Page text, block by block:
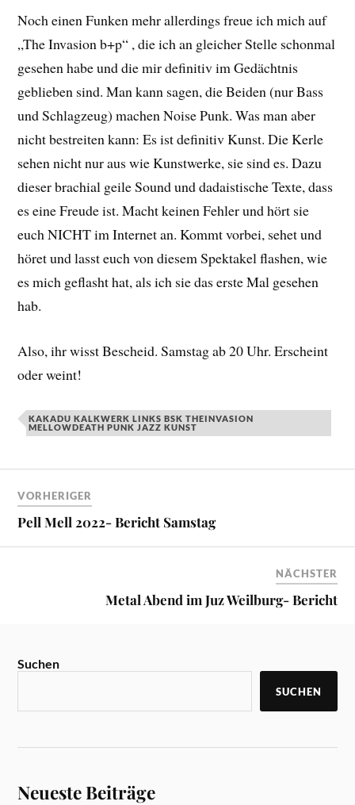
Noch einen Funken mehr allerdings freue ich mich auf
„The Invasion b+p“ , die ich an gleicher Stelle schonmal
gesehen habe und die mir definitiv im Gedächtnis
geblieben sind. Man kann sagen, die Beiden (nur Bass
und Schlagzeug) machen Noise Punk. Was man aber
nicht bestreiten kann: Es ist definitiv Kunst. Die Kerle
sehen nicht nur aus wie Kunstwerke, sie sind es. Dazu
dieser brachial geile Sound und dadaistische Texte, dass
es eine Freude ist. Macht keinen Fehler und hört sie
euch NICHT im Internet an. Kommt vorbei, sehet und
höret und lasst euch von diesem Spektakel flashen, wie
es mich geflasht hat, als ich sie das erste Mal gesehen
hab.
Also, ihr wisst Bescheid. Samstag ab 20 Uhr. Erscheint
oder weint!
KAKADU KALKWERK LINKS BSK THEINVASION
MELLOWDEATH PUNK JAZZ KUNST
VORHERIGER
Pell Mell 2022- Bericht Samstag
NÄCHSTER
Metal Abend im Juz Weilburg- Bericht
Suchen
SUCHEN
Neueste Beiträge